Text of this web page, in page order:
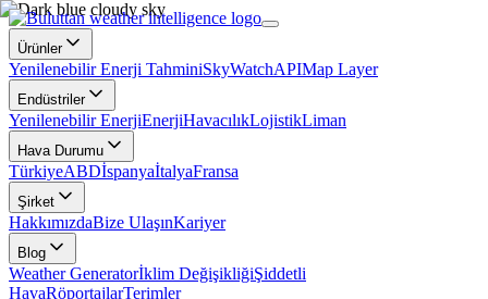
Ürünler
Yenilenebilir Enerji TahminiSkyWatchAPIMap Layer
Endüstriler
Yenilenebilir EnerjiEnerjiHavacılıkLojistikLiman
Hava Durumu
TürkiyeABDİspanyaİtalyaFransa
Şirket
HakkımızdaBize UlaşınKariyer
Blog
Weather Generatorİklim DeğişikliğiŞiddetli
HavaRöportajlarTerimler